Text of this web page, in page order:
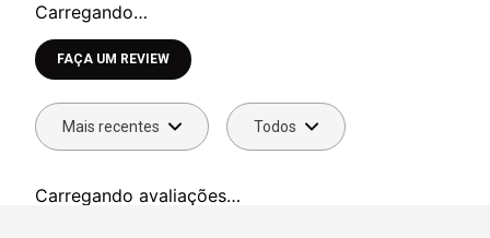
Carregando…
Faça login para escrever uma avaliação.
Mais recentes Todos
Carregando avaliações…